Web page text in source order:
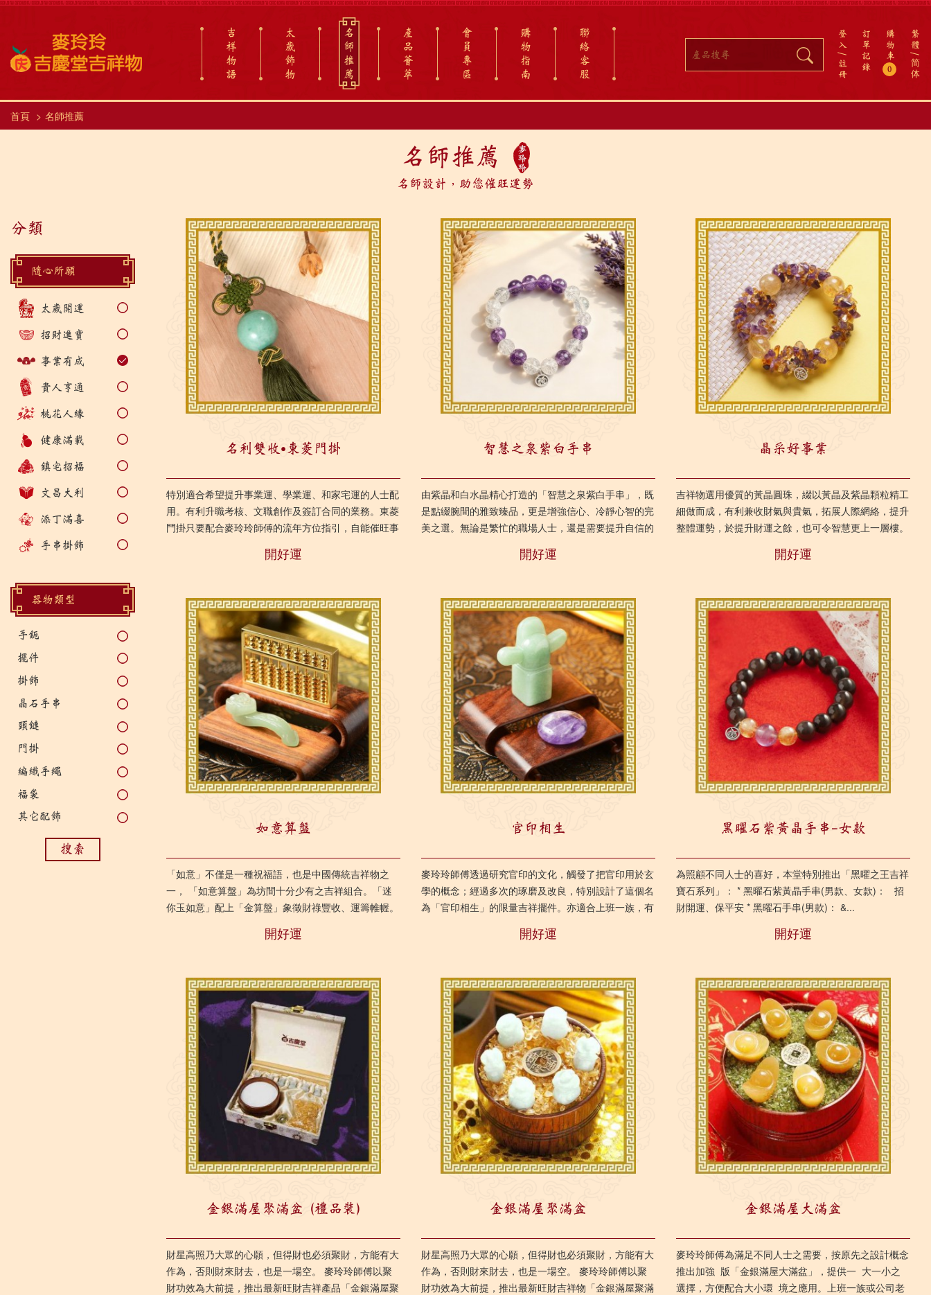
繁
體
简
体
購
物
車
0
訂
單
記
錄
登
入
註
冊
吉
祥
物
語
太
歲
飾
物
名
師
推
薦
產
品
薈
萃
會
員
專
區
購
物
指
南
聯
絡
客
服
首頁 名師推薦
名師推薦
名師設計，助您催旺運勢
分類
隨心所願
太歲開運
招財進寶
事業有成
貴人亨通
桃花人緣
健康滿載
鎮宅招福
文昌大利
添丁滿喜
手串掛飾
器物類型
手鈪
擺件
掛飾
晶石手串
頸鏈
門掛
編織手繩
福袋
其它配飾
搜索
名利雙收‧東菱門掛
特別適合希望提升事業運、學業運、和家宅運的人士配
用。有利升職考核、文職創作及簽訂合同的業務。東菱
門掛只要配合麥玲玲師傅的流年方位指引，自能催旺事
開好運
智慧之泉紫白手串
由紫晶和白水晶精心打造的「智慧之泉紫白手串」，既
是點綴腕間的雅致臻品，更是增強信心、冷靜心智的完
美之選。無論是繁忙的職場人士，還是需要提升自信的
開好運
晶采好事業
吉祥物選用優質的黃晶圓珠，綴以黃晶及紫晶顆粒精工
細做而成，有利兼收財氣與貴氣，拓展人際網絡，提升
整體運勢，於提升財運之餘，也可令智慧更上一層樓。
開好運
如意算盤
「如意」不僅是一種祝福語，也是中國傳統吉祥物之
一， 「如意算盤」為坊間十分少有之吉祥組合。「迷
你玉如意」配上「金算盤」象徵財祿豐收、運籌帷幄。
開好運
官印相生
麥玲玲師傅透過研究官印的文化，觸發了把官印用於玄
學的概念；經過多次的琢磨及改良，特別設計了這個名
為「官印相生」的限量吉祥擺件。亦適合上班一族，有
開好運
黑曜石紫黃晶手串-女款
為照顧不同人士的喜好，本堂特別推出「黑曜之王吉祥
寶石系列」： * 黑曜石紫黃晶手串(男款、女款)： 招
財開運、保平安 * 黑曜石手串(男款)： &...
開好運
金銀滿屋聚滿盆 (禮品裝)
財星高照乃大眾的心願，但得財也必須聚財，方能有大
作為，否則財來財去，也是一場空。 麥玲玲師傅以聚
財功效為大前提，推出最新旺財吉祥產品「金銀滿屋聚
金銀滿屋聚滿盆
財星高照乃大眾的心願，但得財也必須聚財，方能有大
作為，否則財來財去，也是一場空。 麥玲玲師傅以聚
財功效為大前提，推出最新旺財吉祥物「金銀滿屋聚滿
金銀滿屋大滿盆
麥玲玲師傅為滿足不同人士之需要，按原先之設計概念
推出加強 版「金銀滿屋大滿盆」，提供一 大一小之
選擇，方便配合大小環 境之應用。上班一族或公司老